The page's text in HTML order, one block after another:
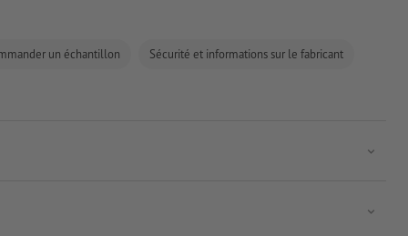
un échantillon Sécurité et informations sur le fabricant